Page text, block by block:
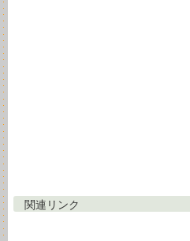
関連リンク